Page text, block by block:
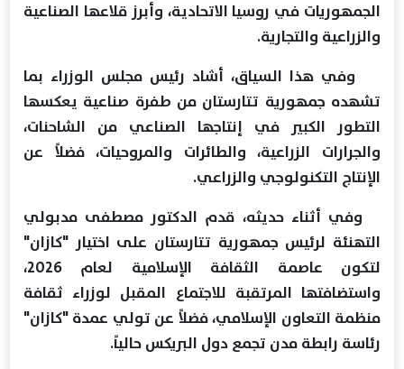
الجمهوريات في روسيا الاتحادية، وأبرز قلاعها الصناعية
والزراعية والتجارية.
وفي هذا السياق، أشاد رئيس مجلس الوزراء بما
تشهده جمهورية تتارستان من طفرة صناعية يعكسها
التطور الكبير في إنتاجها الصناعي من الشاحنات،
والجرارات الزراعية، والطائرات والمروحيات، فضلاً عن
الإنتاج التكنولوجي والزراعي.
وفي أثناء حديثه، قدم الدكتور مصطفى مدبولي
التهنئة لرئيس جمهورية تتارستان على اختيار "كازان"
لتكون عاصمة الثقافة الإسلامية لعام 2026،
واستضافتها المرتقبة للاجتماع المقبل لوزراء ثقافة
منظمة التعاون الإسلامي، فضلاً عن تولي عمدة "كازان"
رئاسة رابطة مدن تجمع دول البريكس حالياً.